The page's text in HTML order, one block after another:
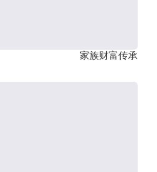
家族财富传承